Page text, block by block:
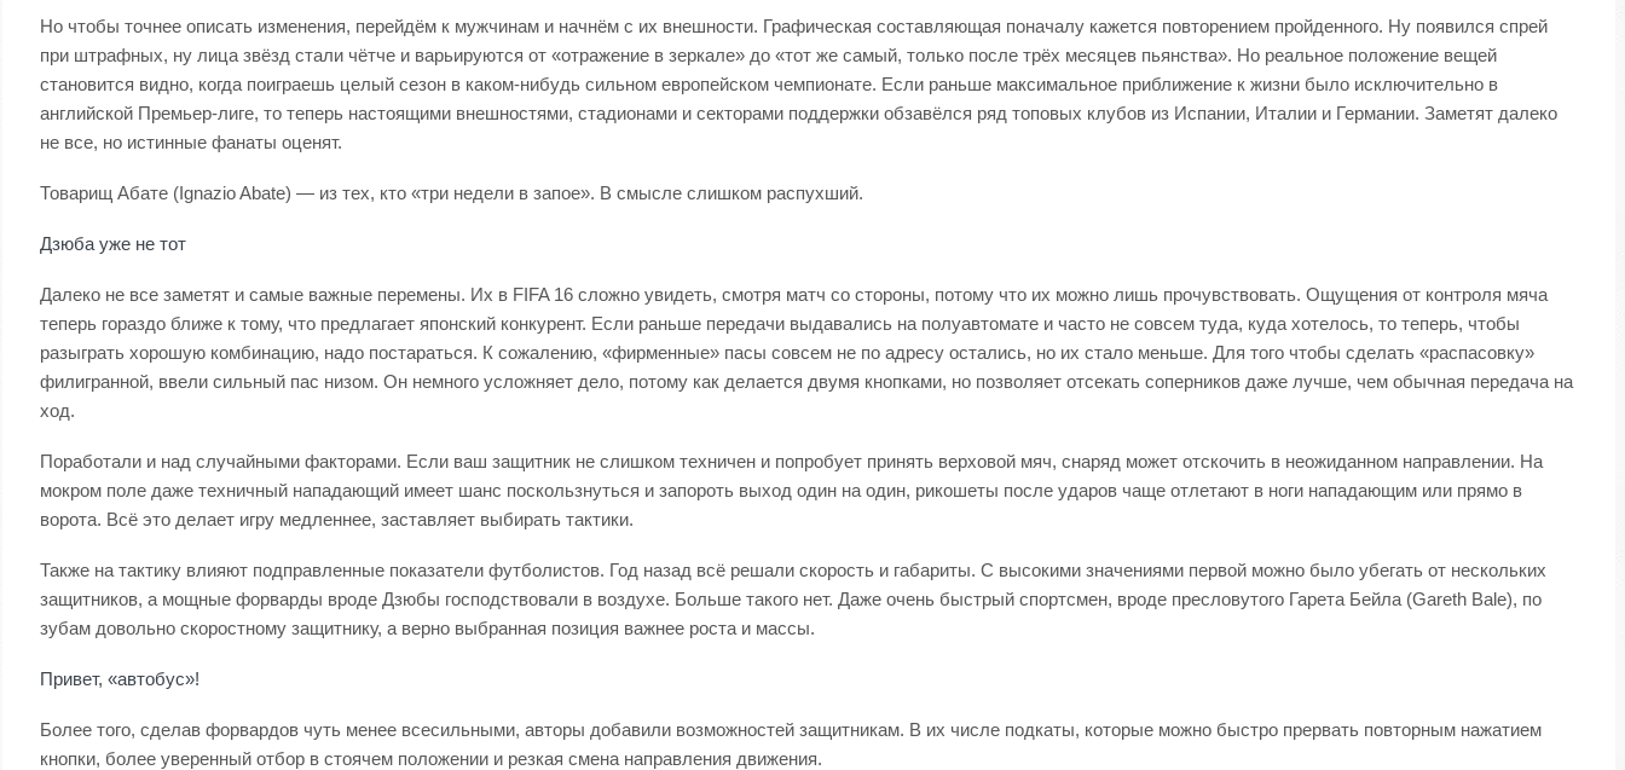
Но чтобы точнее описать изменения, перейдём к мужчинам и начнём с их внешности. Графическая составляющая поначалу кажется повторением пройденного. Ну появился спрей
при штрафных, ну лица звёзд стали чётче и варьируются от «отражение в зеркале» до «тот же самый, только после трёх месяцев пьянства». Но реальное положение вещей
становится видно, когда поиграешь целый сезон в каком-нибудь сильном европейском чемпионате. Если раньше максимальное приближение к жизни было исключительно в
английской Премьер-лиге, то теперь настоящими внешностями, стадионами и секторами поддержки обзавёлся ряд топовых клубов из Испании, Италии и Германии. Заметят далеко
не все, но истинные фанаты оценят.
Товарищ Абате (Ignazio Abate) — из тех, кто «три недели в запое». В смысле слишком распухший.
Дзюба уже не тот
Далеко не все заметят и самые важные перемены. Их в FIFA 16 сложно увидеть, смотря матч со стороны, потому что их можно лишь прочувствовать. Ощущения от контроля мяча
теперь гораздо ближе к тому, что предлагает японский конкурент. Если раньше передачи выдавались на полуавтомате и часто не совсем туда, куда хотелось, то теперь, чтобы
разыграть хорошую комбинацию, надо постараться. К сожалению, «фирменные» пасы совсем не по адресу остались, но их стало меньше. Для того чтобы сделать «распасовку»
филигранной, ввели сильный пас низом. Он немного усложняет дело, потому как делается двумя кнопками, но позволяет отсекать соперников даже лучше, чем обычная передача на
ход.
Поработали и над случайными факторами. Если ваш защитник не слишком техничен и попробует принять верховой мяч, снаряд может отскочить в неожиданном направлении. На
мокром поле даже техничный нападающий имеет шанс поскользнуться и запороть выход один на один, рикошеты после ударов чаще отлетают в ноги нападающим или прямо в
ворота. Всё это делает игру медленнее, заставляет выбирать тактики.
Также на тактику влияют подправленные показатели футболистов. Год назад всё решали скорость и габариты. С высокими значениями первой можно было убегать от нескольких
защитников, а мощные форварды вроде Дзюбы господствовали в воздухе. Больше такого нет. Даже очень быстрый спортсмен, вроде пресловутого Гарета Бейла (Gareth Bale), по
зубам довольно скоростному защитнику, а верно выбранная позиция важнее роста и массы.
Привет, «автобус»!
Более того, сделав форвардов чуть менее всесильными, авторы добавили возможностей защитникам. В их числе подкаты, которые можно быстро прервать повторным нажатием
кнопки, более уверенный отбор в стоячем положении и резкая смена направления движения.